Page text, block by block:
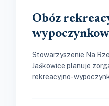
Obóz
Stowarzyszenie Na
Jaśkowice planuje
rekreacyjno-